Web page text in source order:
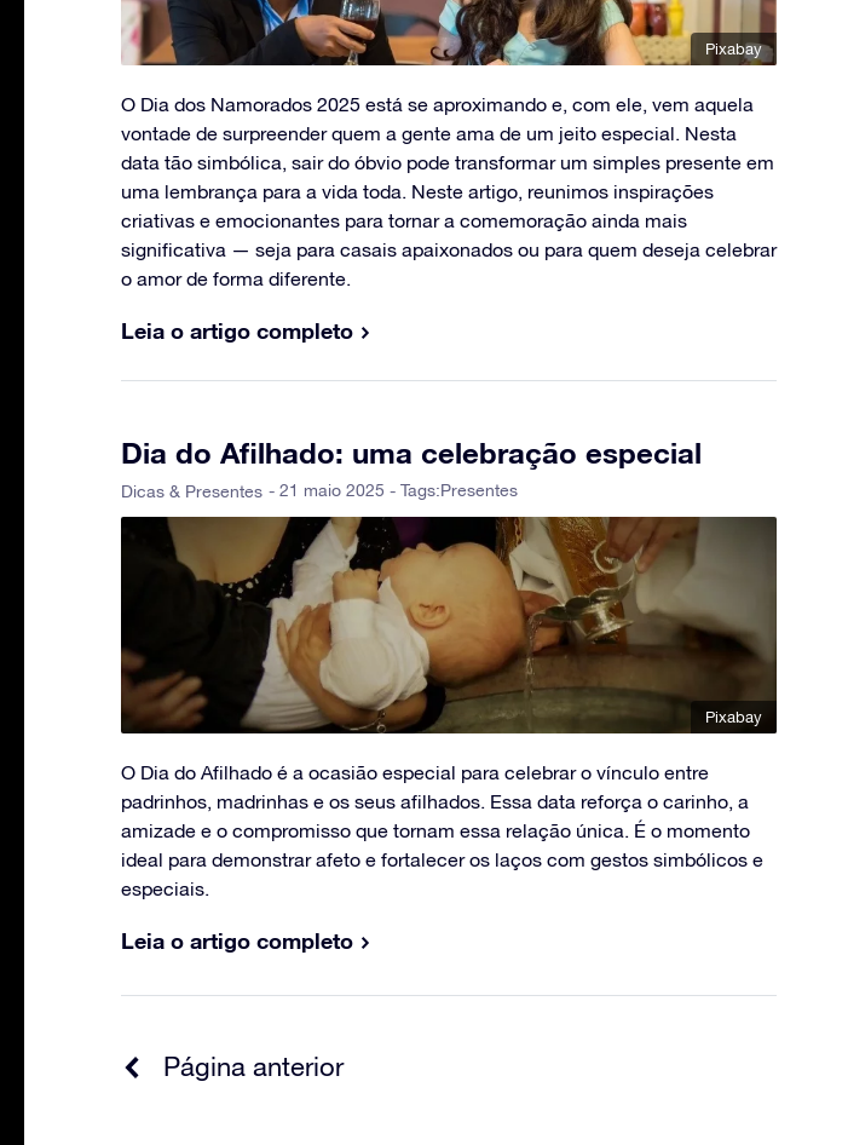
Pixabay
O Dia dos Namorados 2025 está se aproximando e, com ele, vem aquela
vontade de surpreender quem a gente ama de um jeito especial. Nesta
data tão simbólica, sair do óbvio pode transformar um simples presente em
uma lembrança para a vida toda. Neste artigo, reunimos inspirações
criativas e emocionantes para tornar a comemoração ainda mais
significativa — seja para casais apaixonados ou para quem deseja celebrar
o amor de forma diferente.
Leia o artigo completo
Dia do Afilhado: uma celebração especial
Dicas & Presentes - 21 maio 2025 - Tags:Presentes
Pixabay
O Dia do Afilhado é a ocasião especial para celebrar o vínculo entre
padrinhos, madrinhas e os seus afilhados. Essa data reforça o carinho, a
amizade e o compromisso que tornam essa relação única. É o momento
ideal para demonstrar afeto e fortalecer os laços com gestos simbólicos e
especiais.
Leia o artigo completo
Página anterior